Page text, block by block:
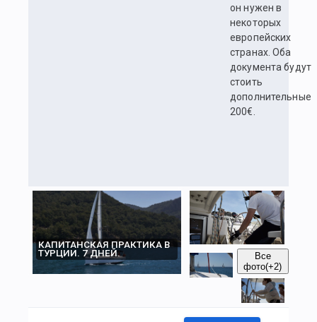
он нужен в
некоторых
европейских
странах. Оба
документа будут
стоить
дополнительные
200€.
КАПИТАНСКАЯ ПРАКТИКА В
ТУРЦИИ. 7 ДНЕЙ.
Все
фото(+2)